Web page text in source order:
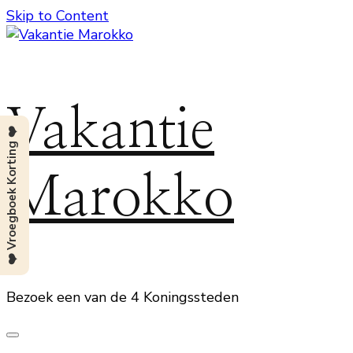
Skip to Content
Vakantie
Marokko
Bezoek een van de 4 Koningssteden
❤️ Vroegboek Korting ❤️